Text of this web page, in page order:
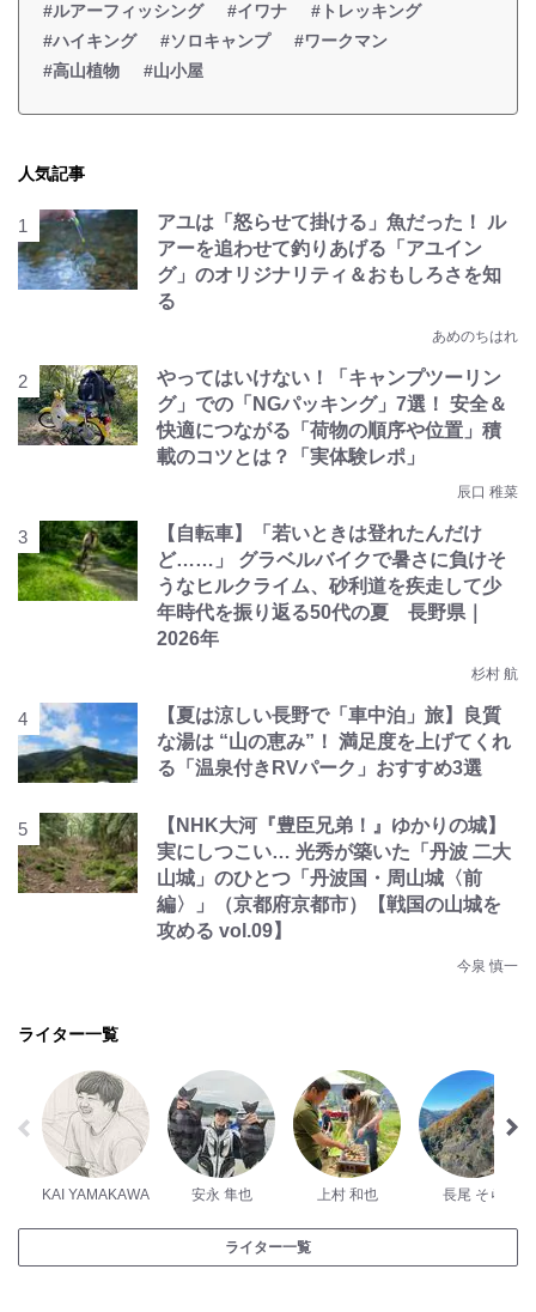
#ルアーフィッシング
#イワナ
#トレッキング
#ハイキング
#ソロキャンプ
#ワークマン
#高山植物
#山小屋
人気記事
アユは「怒らせて掛ける」魚だった！ ル
アーを追わせて釣りあげる「アユイン
グ」のオリジナリティ＆おもしろさを知
る
あめのちはれ
やってはいけない！「キャンプツーリン
グ」での「NGパッキング」7選！ 安全＆
快適につながる「荷物の順序や位置」積
載のコツとは？「実体験レポ」
辰口 稚菜
【自転車】「若いときは登れたんだけ
ど……」 グラベルバイクで暑さに負けそ
うなヒルクライム、砂利道を疾走して少
年時代を振り返る50代の夏 長野県｜
2026年
杉村 航
【夏は涼しい長野で「車中泊」旅】良質
な湯は “山の恵み”！ 満足度を上げてくれ
る「温泉付きRVパーク」おすすめ3選
【NHK大河『豊臣兄弟！』ゆかりの城】
実にしつこい… 光秀が築いた「丹波 二大
山城」のひとつ「丹波国・周山城〈前
編〉」（京都府京都市）【戦国の山城を
攻める vol.09】
今泉 慎一
ライター一覧
KAI YAMAKAWA 安永 隼也 上村 和也 長尾 そら
ライター一覧